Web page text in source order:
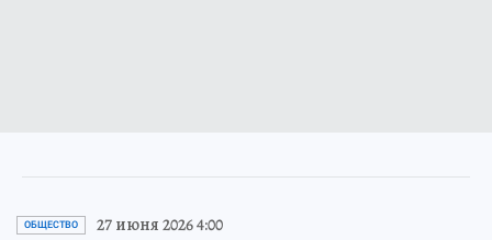
ОБЩЕСТВО 27 июня 2026 4:00